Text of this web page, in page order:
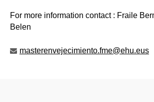
For more information contact : Fraile
Belen
masterenvejecimiento.fme@ehu.eus